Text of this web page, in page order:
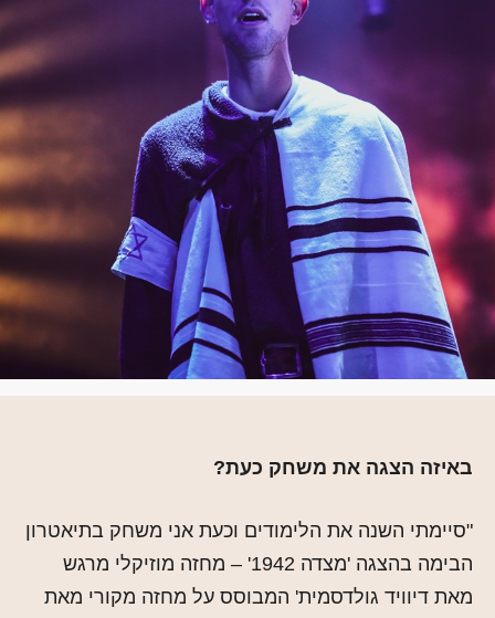
באיזה הצגה את משחק כעת?
"סיימתי השנה את הלימודים וכעת אני משחק בתיאטרון
הבימה בהצגה 'מצדה 1942' – מחזה מוזיקלי מרגש
מאת דיוויד גולדסמית' המבוסס על מחזה מקורי מאת